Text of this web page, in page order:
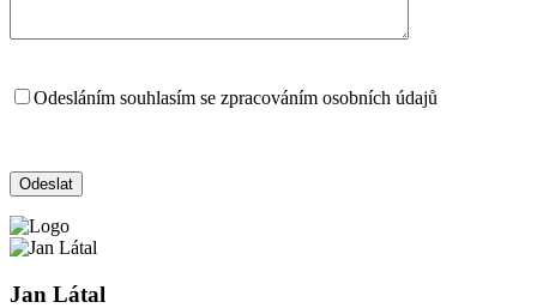
Odesláním souhlasím se zpracováním osobních údajů
Jan Látal